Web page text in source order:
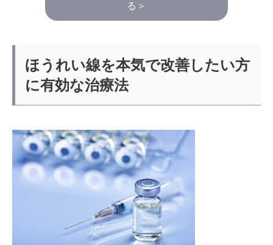
る＞
ほうれい線を本気で改善したい方
に有効な治療法